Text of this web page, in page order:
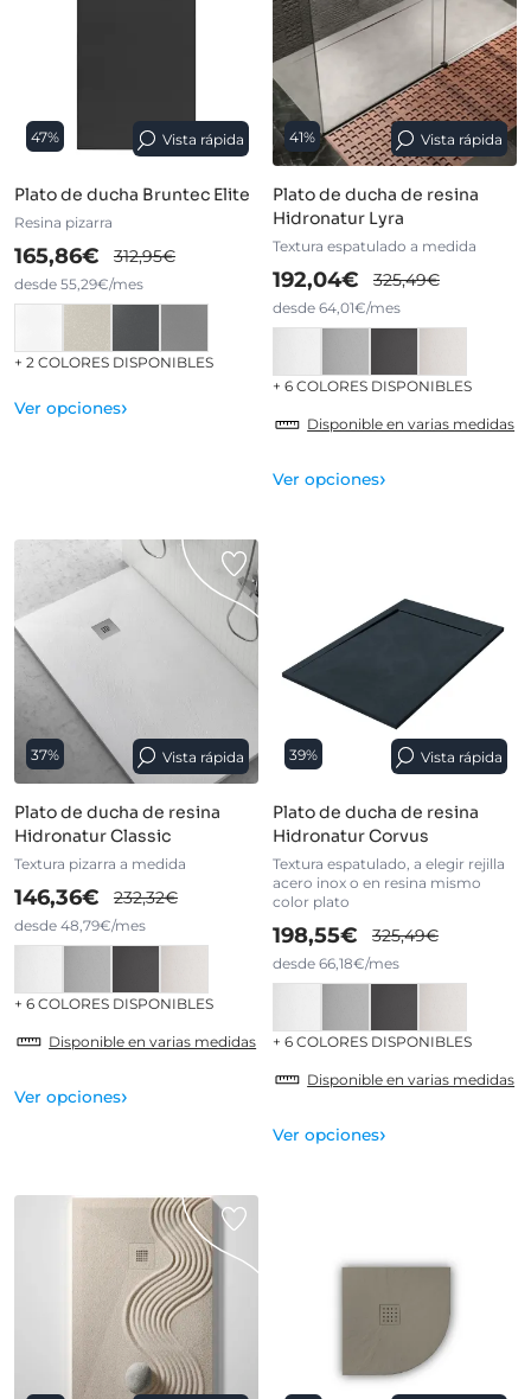
47% Vista rápida
Plato de ducha Bruntec Elite
Resina pizarra
165,86€ 312,95€
desde 55,29€/mes
+ 2 COLORES DISPONIBLES
Ver opciones›
41% Vista rápida
Plato de ducha de resina
Hidronatur Lyra
Textura espatulado a medida
192,04€ 325,49€
desde 64,01€/mes
+ 6 COLORES DISPONIBLES
Disponible en varias medidas
Ver opciones›
37% Vista rápida
Plato de ducha de resina
Hidronatur Classic
Textura pizarra a medida
146,36€ 232,32€
desde 48,79€/mes
+ 6 COLORES DISPONIBLES
Disponible en varias medidas
Ver opciones›
39% Vista rápida
Plato de ducha de resina
Hidronatur Corvus
Textura espatulado, a elegir rejilla
acero inox o en resina mismo
color plato
198,55€ 325,49€
desde 66,18€/mes
+ 6 COLORES DISPONIBLES
Disponible en varias medidas
Ver opciones›